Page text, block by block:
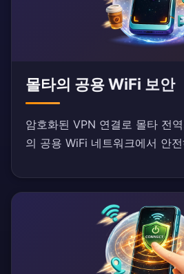
몰타의 공용 WiFi 보안
암호화된 VPN 연결로 몰타 전
의 공용 WiFi 네트워크에서 안